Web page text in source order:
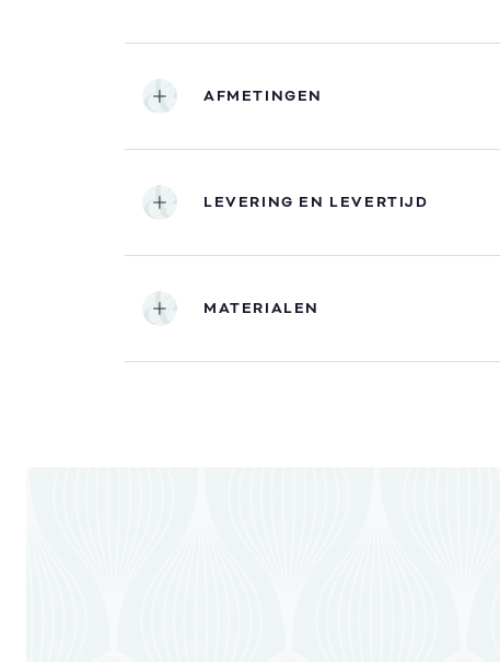
AFMETINGEN
LEVERING EN LEVERTIJD
MATERIALEN